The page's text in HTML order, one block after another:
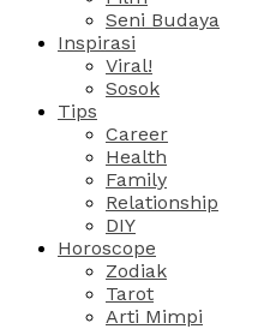
Seni Budaya
Inspirasi
Viral!
Sosok
Tips
Career
Health
Family
Relationship
DIY
Horoscope
Zodiak
Tarot
Arti Mimpi